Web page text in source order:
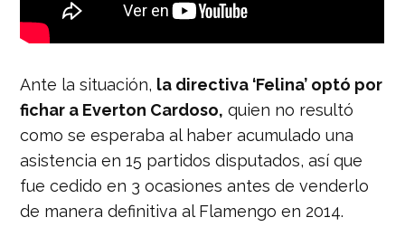
Ante la situación, la directiva ‘Felina’ optó por
fichar a Everton Cardoso, quien no resultó
como se esperaba al haber acumulado una
asistencia en 15 partidos disputados, así que
fue cedido en 3 ocasiones antes de venderlo
de manera definitiva al Flamengo en 2014.